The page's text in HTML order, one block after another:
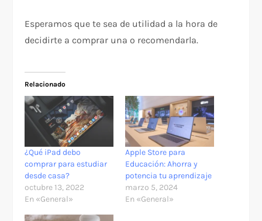
Esperamos que te sea de utilidad a la hora de
decidirte a comprar una o recomendarla.
Relacionado
¿Qué iPad debo
comprar para estudiar
desde casa?
octubre 13, 2022
En «General»
Apple Store para
Educación: Ahorra y
potencia tu aprendizaje
marzo 5, 2024
En «General»